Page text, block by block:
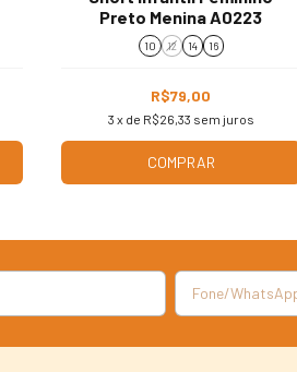
Preto Menina A0223
10 12 14 16
R$79,00
3 x de R$26,33 sem juros
COMPRAR